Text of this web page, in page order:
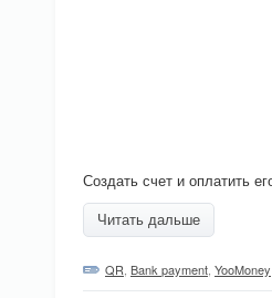
Создать счет и оплатить
Читать дальше
QR, Bank payment, YooMoney